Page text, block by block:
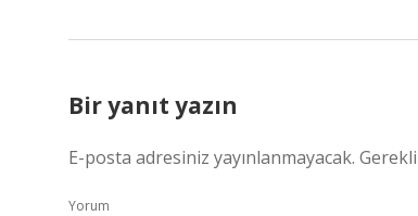
Bir yanıt yazın
E-posta adresiniz yayınlanmayacak.
Yorum